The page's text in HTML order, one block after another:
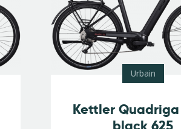
Urbain
Kettler Quadriga